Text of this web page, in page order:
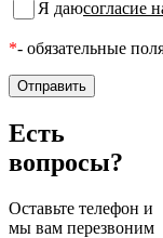
Я даюсогласие
*- обязательные
Отправить
Есть
вопросы?
Оставьте телефон и
мы вам перезвоним